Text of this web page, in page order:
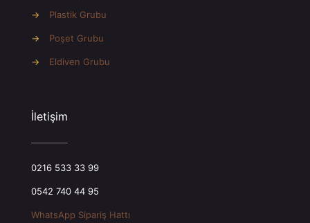
→ Plastik Grubu
→ Poşet Grubu
→ Eldiven Grubu
İletişim
0216 533 33 99
0542 740 44 95
WhatsApp Sipariş Hattı